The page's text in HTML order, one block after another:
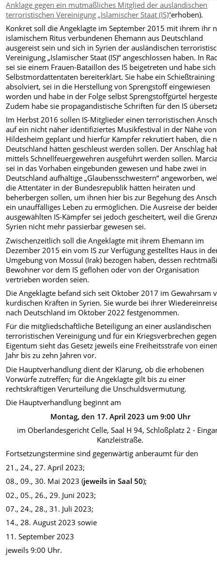
Anklage gegen ein mutmaßliches Mitglied der ausländischen
terroristischen Vereinigung „Islamischer Staat (IS)“erhoben).
Konkret soll die Angeklagte im September 2015 mit ihrem ihr
islamischem Ritus verbundenen Ehemann aus Deutschland
ausgereist sein und sich in Syrien der ausländischen
Vereinigung „Islamischer Staat (IS)“ angeschlossen haben. In
sei sie einem Frauen-Bataillon des IS beigetreten und habe
Selbstmordattentaten bereiterklärt. Sie habe ein Schießtraining
absolviert, sei in die Herstellung von Sprengstoff eingewiesen
worden und habe in der Folge selbst Sprengstoffgürtel
Zudem habe sie propagandistische Schriften für den IS
Im Herbst 2016 sollen IS-Mitglieder einen terroristischen
auf ein nicht näher identifiziertes Musikfestival in der Nähe von
Hildesheim geplant und hierfür Kämpfer rekrutiert haben, die
Deutschland hätten geschleust werden sollen. Der Anschlag
mittels Schnellfeuergewehren ausgeführt werden sollen.
sei in das Vorhaben eingebunden gewesen und habe zwei in
Deutschland aufhältige „Glaubensschwestern“ angeworben,
die Attentäter in der Bundesrepublik hätten heiraten und
beherbergen sollen, um ihnen hier bis zur Begehung des
ein unauffälliges Leben zu ermöglichen. Die Ausreise der
ausgewählten IS-Kämpfer sei jedoch gescheitert, weil die
Syrien nicht mehr passierbar gewesen sei.
Zwischenzeitlich soll die Angeklagte mit ihrem Ehemann im
Dezember 2015 ein vom IS zur Verfügung gestelltes Haus in
Umgebung von Mossul (Irak) bezogen haben, dessen
Bewohner vor dem IS geflohen oder von der Organisation
vertrieben worden seien.
Die Angeklagte befand sich seit Oktober 2017 im Gewahrsam
kurdischen Kräften in Syrien. Sie wurde bei ihrer
nach Deutschland im Oktober 2022 festgenommen.
Für die mitgliedschaftliche Beteiligung an einer ausländischen
terroristischen Vereinigung und für ein Kriegsverbrechen gegen
Eigentum sieht das Gesetz jeweils eine Freiheitsstrafe von
Jahr bis zu zehn Jahren vor.
Die Hauptverhandlung dient der Klärung, ob die erhobenen
Vorwürfe zutreffen; für die Angeklagte gilt bis zu einer
rechtskräftigen Verurteilung die Unschuldsvermutung.
Die Hauptverhandlung beginnt am
Montag, den 17. April 2023 um 9:00 Uhr
im Oberlandesgericht Celle, Saal H 94, Schloßplatz 2 -
Kanzleistraße.
Fortsetzungstermine sind gegenwärtig anberaumt für den
21., 24., 27. April 2023;
08., 09., 30. Mai 2023 (jeweils in Saal 50);
02., 05., 26., 29. Juni 2023;
07., 24., 28., 31. Juli 2023;
14., 28. August 2023 sowie
11. September 2023
jeweils 9:00 Uhr.